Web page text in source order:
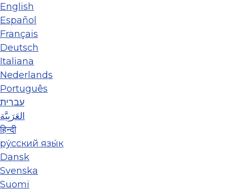
English
Español
Français
Deutsch
Italiana
Nederlands
Português
עברית
العَرَبِيَّة
हिन्दी
ру́сский язы́к
Dansk
Svenska
Suomi